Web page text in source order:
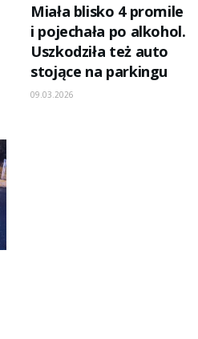
Miała blisko 4 promile
i pojechała po alkohol.
Uszkodziła też auto
stojące na parkingu
09.03.2026